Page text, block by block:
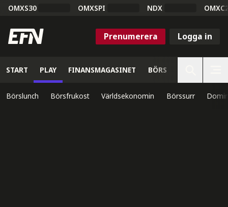
OMXS30 OMXSPI NDX
Prenumerera Logga in
START PLAY FINANSMAGASINET BÖRS
Börslunch Börsfrukost Världsekonomin Börssurr